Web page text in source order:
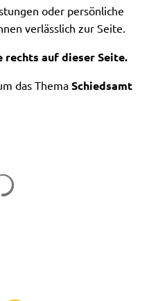
oder persönliche
verlässlich zur Seite.
rechts auf dieser Seite.
das Thema Schiedsamt